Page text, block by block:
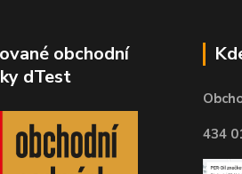
obchodní
dTest
434